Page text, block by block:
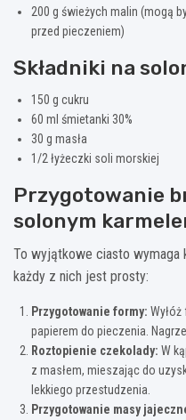
200 g świeżych malin (mogą
przed pieczeniem)
Składniki na
150 g cukru
60 ml śmietanki 30%
30 g masła
1/2 łyżeczki soli morskiej
Przygotowanie
solonym
To wyjątkowe ciasto wymaga
każdy z nich jest prosty:
Przygotowanie formy:
papierem do pieczenia.
Roztopienie czekolady: W
z masłem, mieszając do
lekkiego przestudzenia.
Przygotowanie masy